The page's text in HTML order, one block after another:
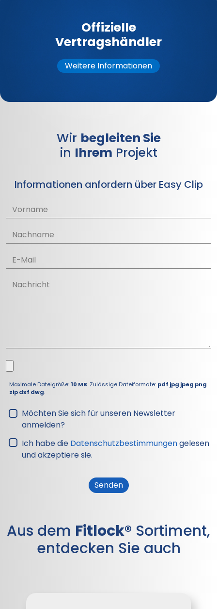
Offizielle
Vertragshändler
Weitere Informationen
Wir begleiten Sie
in Ihrem Projekt
Informationen anfordern über Easy Clip
Maximale Dateigröße:10 MB. Zulässige Dateiformate: pdf jpg jpeg png
zip dxf dwg.
Möchten Sie sich für unseren Newsletter
anmelden?
Ich habe die Datenschutzbestimmungengelesen
und akzeptiere sie.
Aus dem Fitlock® Sortiment,
entdecken Sie auch